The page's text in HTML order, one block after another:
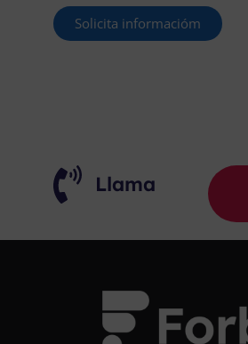
Solicita informacióm
Llama